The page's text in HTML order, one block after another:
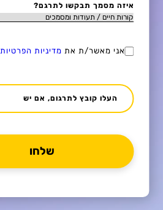
איזה מסמך תבקשו לתרגם?
אני מאשר/ת את מדיניות הפרטיות
העלו קובץ לתרגום, אם יש